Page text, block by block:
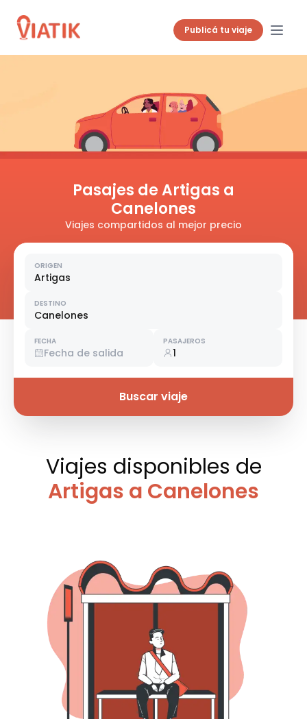
Publicá tu viaje
Pasajes de Artigas a
Canelones
Viajes compartidos al mejor precio
ORIGEN
Artigas
DESTINO
Canelones
FECHA
Fecha de salida
PASAJEROS
1
Buscar viaje
Viajes disponibles de
Artigas a Canelones